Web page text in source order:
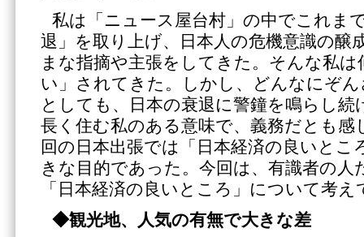
私は「ニュース屋台村」の中でこれま
退」を取り上げ、日本人の危機意識の醸
まな指摘や主張をしてきた。そんな私は
い」されてきた。しかし、どんなにぞ
としても、日本の衰退に警鐘を鳴らし続
長く住む私のある意味で、義務だとも感
回の日本出張では「日本経済の良いとこ
きな目的であった。今回は、有識者の
「日本経済の良いところ」について考
◆観光地、人気の有無で大きな差